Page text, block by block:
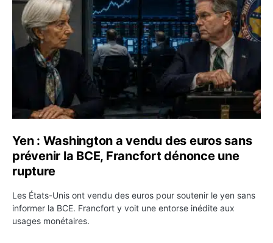
Yen : Washington a vendu des euros sans
prévenir la BCE, Francfort dénonce une
rupture
Les États-Unis ont vendu des euros pour soutenir le yen sans
informer la BCE. Francfort y voit une entorse inédite aux
usages monétaires.